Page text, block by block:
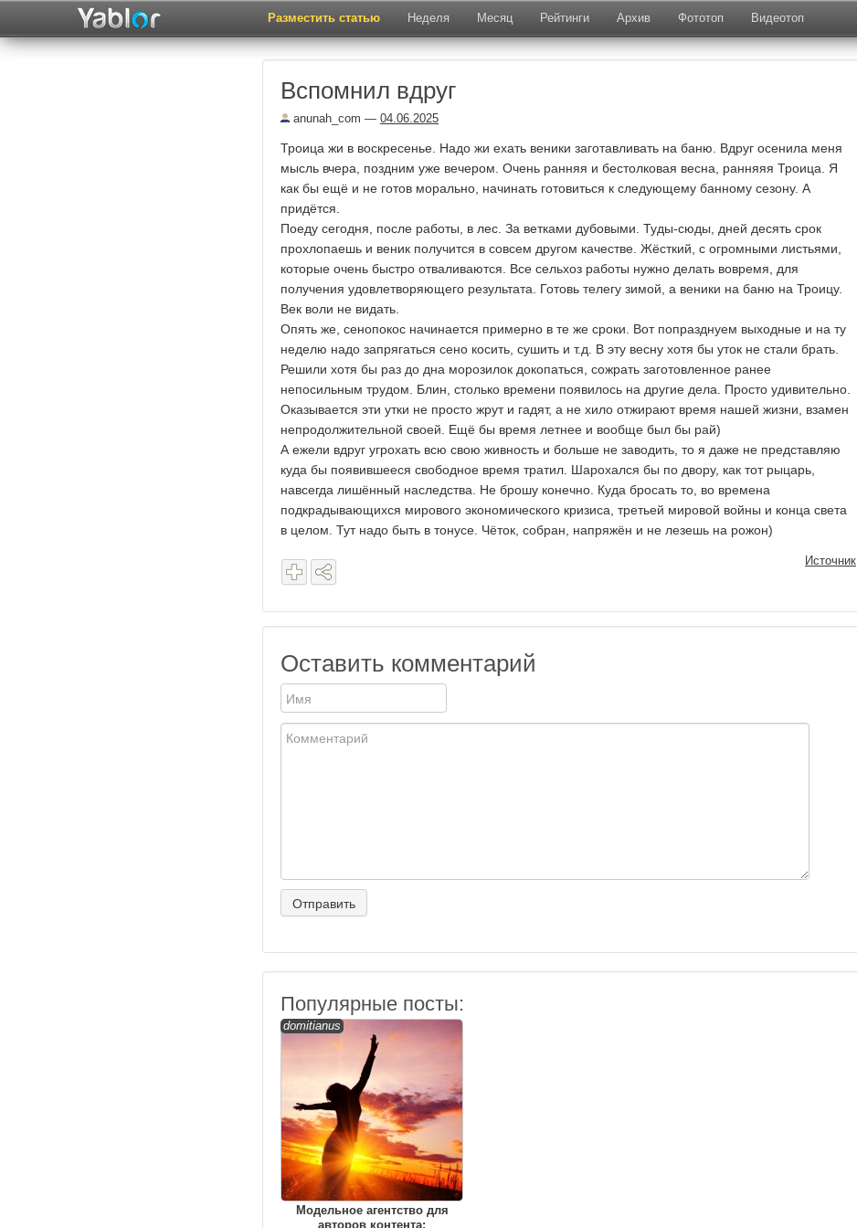
Разместить статью Неделя Месяц Рейтинги Архив Фототоп Видеотоп
Вспомнил вдруг
anunah_com — 04.06.2025
Троица жи в воскресенье. Надо жи ехать веники заготавливать на баню. Вдруг осенила меня
мысль вчера, поздним уже вечером. Очень ранняя и бестолковая весна, ранняяя Троица. Я
как бы ещё и не готов морально, начинать готовиться к следующему банному сезону. А
придётся.
Поеду сегодня, после работы, в лес. За ветками дубовыми. Туды-сюды, дней десять срок
прохлопаешь и веник получится в совсем другом качестве. Жёсткий, с огромными листьями,
которые очень быстро отваливаются. Все сельхоз работы нужно делать вовремя, для
получения удовлетворяющего результата. Готовь телегу зимой, а веники на баню на Троицу.
Век воли не видать.
Опять же, сенопокос начинается примерно в те же сроки. Вот попразднуем выходные и на ту
неделю надо запрягаться сено косить, сушить и т.д. В эту весну хотя бы уток не стали брать.
Решили хотя бы раз до дна морозилок докопаться, сожрать заготовленное ранее
непосильным трудом. Блин, столько времени появилось на другие дела. Просто удивительно.
Оказывается эти утки не просто жрут и гадят, а не хило отжирают время нашей жизни, взамен
непродолжительной своей. Ещё бы время летнее и вообще был бы рай)
А ежели вдруг угрохать всю свою живность и больше не заводить, то я даже не представляю
куда бы появившееся свободное время тратил. Шарохался бы по двору, как тот рыцарь,
навсегда лишённый наследства. Не брошу конечно. Куда бросать то, во времена
подкрадывающихся мирового экономического кризиса, третьей мировой войны и конца света
в целом. Тут надо быть в тонусе. Чёток, собран, напряжён и не лезешь на рожон)
Источник
Оставить комментарий
Популярные посты:
domitianus
Модельное агентство для
авторов контента: